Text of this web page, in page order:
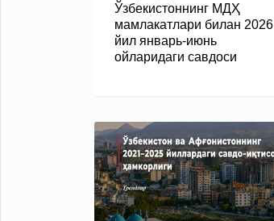
Ўзбекистоннинг МДҲ
мамлакатлари билан 2026
йил январь-июнь
ойларидаги савдоси